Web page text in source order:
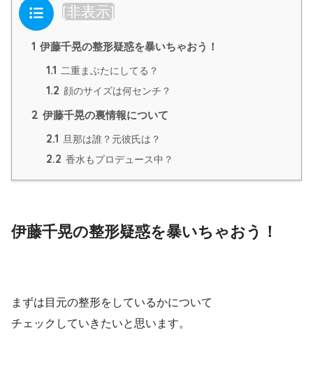
目次 [非表示]
1 伊藤千晃の整形疑惑を暴いちゃおう！
1.1 二重まぶたにしてる？
1.2 顔のサイズは何センチ？
2 伊藤千晃の裏情報について
2.1 旦那は誰？元彼氏は？
2.2 香水もプロデュース中？
伊藤千晃の整形疑惑を暴いちゃおう！
まずは目元の整形をしているかについて
チェックしていきたいと思います。